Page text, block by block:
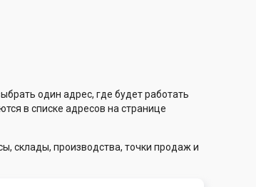
один адрес, где будет работать
в списке адресов на странице
склады, производства, точки продаж и